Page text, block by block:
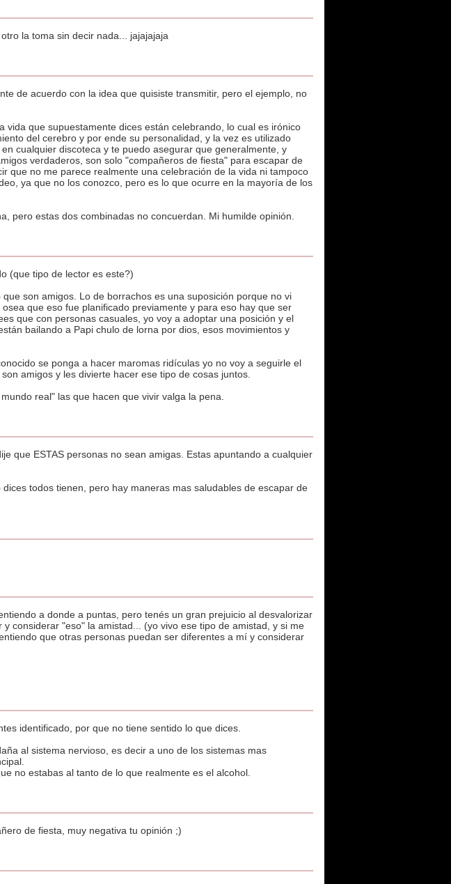
la toma sin decir nada... jajajajaja
de acuerdo con la idea que quisiste transmitir, pero el ejemplo, no
que supuestamente dices están celebrando, lo cual es irónico
del cerebro y por ende su personalidad, y la vez es utilizado
cualquier discoteca y te puedo asegurar que generalmente, y
verdaderos, son solo "compañeros de fiesta" para escapar de
que no me parece realmente una celebración de la vida ni tampoco
ya que no los conozco, pero es lo que ocurre en la mayoría de los
pero estas dos combinadas no concuerdan. Mi humilde opinión.
(que tipo de lector es este?)
son amigos. Lo de borrachos es una suposición porque no vi
que eso fue planificado previamente y para eso hay que ser
que con personas casuales, yo voy a adoptar una posición y el
bailando a Papi chulo de lorna por dios, esos movimientos y
se ponga a hacer maromas ridículas yo no voy a seguirle el
amigos y les divierte hacer ese tipo de cosas juntos.
real" las que hacen que vivir valga la pena.
que ESTAS personas no sean amigas. Estas apuntando a cualquier
todos tienen, pero hay maneras mas saludables de escapar de
a donde a puntas, pero tenés un gran prejuicio al desvalorizar
considerar "eso" la amistad... (yo vivo ese tipo de amistad, y si me
que otras personas puedan ser diferentes a mí y considerar
identificado, por que no tiene sentido lo que dices.
al sistema nervioso, es decir a uno de los sistemas mas
no estabas al tanto de lo que realmente es el alcohol.
de fiesta, muy negativa tu opinión ;)